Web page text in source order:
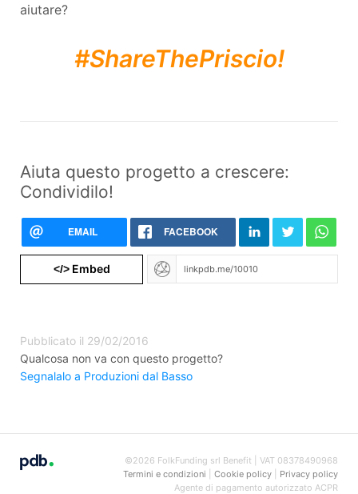
aiutare?
#ShareThePriscio!
Aiuta questo progetto a crescere:
Condividilo!
EMAIL FACEBOOK
</>Embed
Pubblicato il 29/02/2016
Qualcosa non va con questo progetto?
Segnalalo a Produzioni dal Basso
©2026 FolkFunding srl Benefit | VAT 08378490968
Termini e condizioni
Cookie policy| Privacy policy
Agente di pagamento autorizzato ACPR